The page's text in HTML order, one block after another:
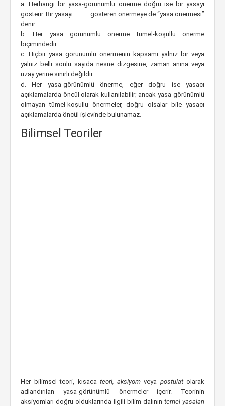
a. Herhangi bir yasa-görünümlü önerme doğru ise bir yasayı
gösterir. Bir yasayı gösteren önermeye de “yasa önermesi”
denir.
b. Her yasa görünümlü önerme tümel-koşullu önerme
biçimindedir.
c. Hiçbir yasa görünümlü önermenin kapsamı yalnız bir veya
yalnız belli sonlu sayıda nesne dizgesine, zaman anına veya
uzay yerine sınırlı değildir.
d. Her yasa-görünümlü önerme, eğer doğru ise yasacı
açıklamalarda öncül olarak kullanılabilir; ancak yasa-görünümlü
olmayan tümel-koşullu önermeler, doğru olsalar bile yasacı
açıklamalarda öncül işlevinde bulunamaz.
Bilimsel Teoriler
Her bilimsel teori, kısaca teori, aksiyom veya postulat olarak
adlandırılan yasa-görünümlü önermeler içerir. Teorinin
aksiyomları doğru olduklarında ilgili bilim dalının temel yasaları